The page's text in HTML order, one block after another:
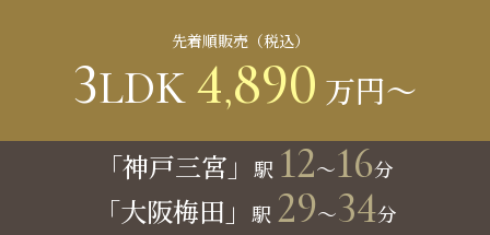
先着順販売（税込）
3LDK4,890 万円～
「神戸三宮」 駅 12～16分
「大阪梅田」 駅 29～34分